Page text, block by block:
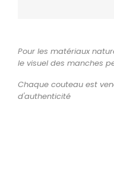
Pour les matériaux
le visuel des manches
Chaque couteau est
d'authenticité